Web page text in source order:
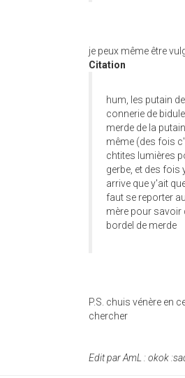
je peux même être
Citation
hum, les putain
connerie de
merde de la
même (des fois
chtites lumières
gerbe, et des fois
arrive que y'ait
faut se reporter
mère pour savoir
bordel de merde
P.S. chuis vénère en
chercher
Edit par AmL : okok